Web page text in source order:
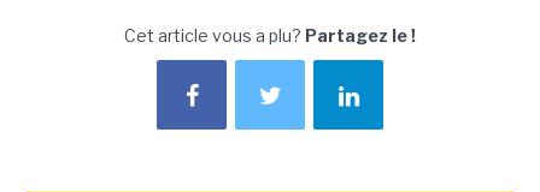
Cet article vous a plu? Partagez le !